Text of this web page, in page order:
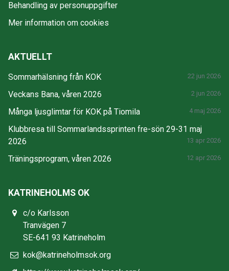
Behandling av personuppgifter
Mer information om cookies
AKTUELLT
Sommarhälsning från KOK 22 jun 2026
Veckans Bana, våren 2026 2 jun 2026
Många ljusglimtar för KOK på Tiomila 4 maj 2026
Klubbresa till Sommarlandssprinten fre-sön 29-31 maj
2026
13 apr 2026
Träningsprogram, våren 2026 12 apr 2026
KATRINEHOLMS OK
c/o Karlsson
Tranvägen 7
SE-641 93 Katrineholm
kok@katrineholmsok.org